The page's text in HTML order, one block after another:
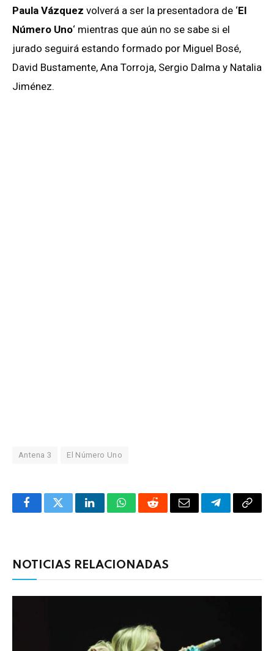
Paula Vázquez volverá a ser la presentadora de ‘El
Número Uno‘ mientras que aún no se sabe si el
jurado seguirá estando formado por Miguel Bosé,
David Bustamente, Ana Torroja, Sergio Dalma y Natalia
Jiménez.
Antena 3 El Número Uno
FacebookTwitterLinkedInWhatsAppRedditCorreoTelegrama
NOTICIAS RELACIONADAS